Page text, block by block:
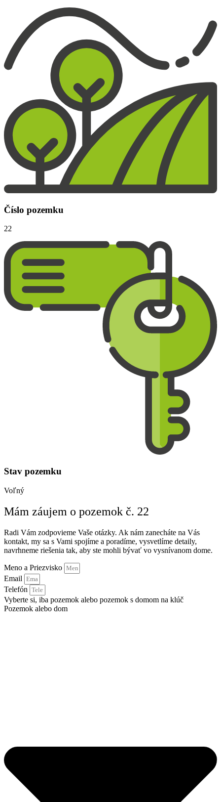
Číslo pozemku
22
Stav pozemku
Voľný
Mám záujem o pozemok č. 22
Radi Vám zodpovieme Vaše otázky. Ak nám zanecháte na Vás
kontakt, my sa s Vami spojíme a poradíme, vysvetlíme detaily,
navrhneme riešenia tak, aby ste mohli bývať vo vysnívanom dome.
Meno a Priezvisko
Email
Telefón
Vyberte si, iba pozemok alebo pozemok s domom na klúč
Pozemok alebo dom